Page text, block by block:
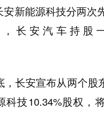
安新能源科技分两次
长安汽车持股
，长安宣布从两个股
科技10.34%股权，